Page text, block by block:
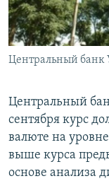
Центральный банк
Центральный
сентября курс
валюте на
выше курса
основе анализа